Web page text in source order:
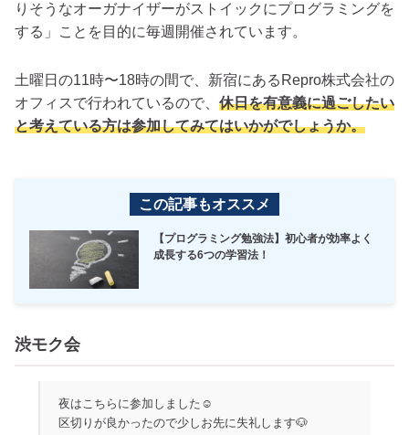
りそうなオーガナイザーがストイックにプログラミングを
する」ことを目的に毎週開催されています。
土曜日の11時〜18時の間で、新宿にあるRepro株式会社の
オフィスで行われているので、 休日を有意義に過ごしたい
と考えている方は参加してみてはいかがでしょうか。
この記事もオススメ
【プログラミング勉強法】初心者が効率よく
成長する6つの学習法！
渋モク会
夜はこちらに参加しました☺️
区切りが良かったので少しお先に失礼します🐶